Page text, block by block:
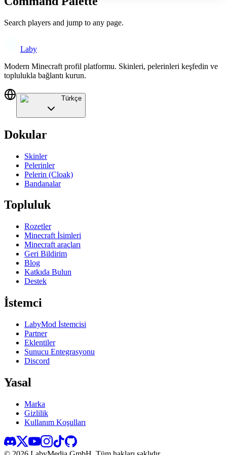
Search players and jump to any page.
Laby
Modern Minecraft profil platformu. Skinleri, pelerinleri keşfedin ve
toplulukla bağlantı kurun.
Türkçe
Dokular
Skinler
Pelerinler
Pelerin (Cloak)
Bandanalar
Topluluk
Rozetler
Minecraft İsimleri
Minecraft araçları
Geri Bildirim
Blog
Katkıda Bulun
Destek
İstemci
LabyMod İstemcisi
Partner
Eklentiler
Sunucu Entegrasyonu
Discord
Yasal
Marka
Gizlilik
Kullanım Koşulları